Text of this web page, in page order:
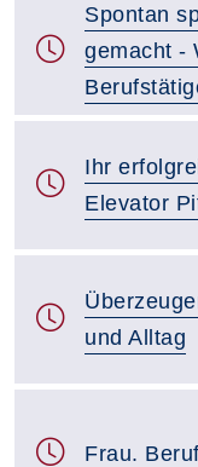
Spontan
gemacht -
Ihr
Elevator
und Alltag
Frau.